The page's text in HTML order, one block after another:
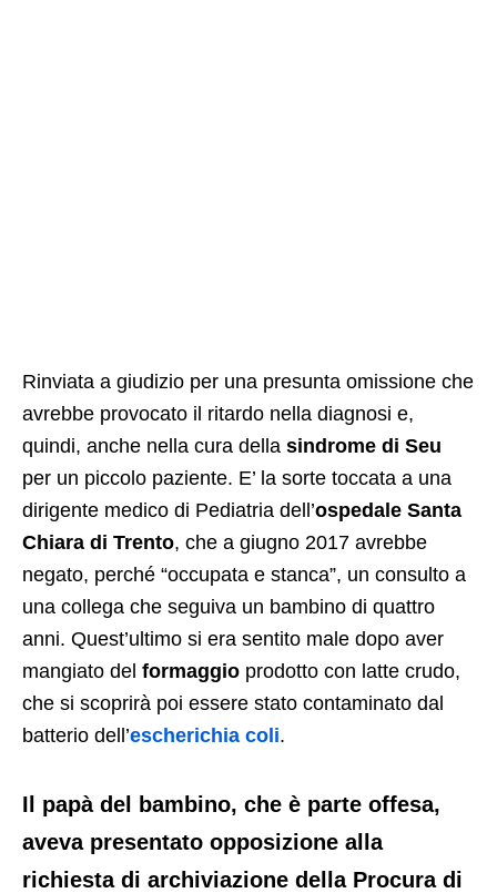
Rinviata a giudizio per una presunta omissione che
avrebbe provocato il ritardo nella diagnosi e,
quindi, anche nella cura della sindrome di Seu
per un piccolo paziente. E’ la sorte toccata a una
dirigente medico di Pediatria dell’ospedale Santa
Chiara di Trento, che a giugno 2017 avrebbe
negato, perché “occupata e stanca”, un consulto a
una collega che seguiva un bambino di quattro
anni. Quest’ultimo si era sentito male dopo aver
mangiato del formaggio prodotto con latte crudo,
che si scoprirà poi essere stato contaminato dal
batterio dell’escherichia coli.
Il papà del bambino, che è parte offesa,
aveva presentato opposizione alla
richiesta di archiviazione della Procura di